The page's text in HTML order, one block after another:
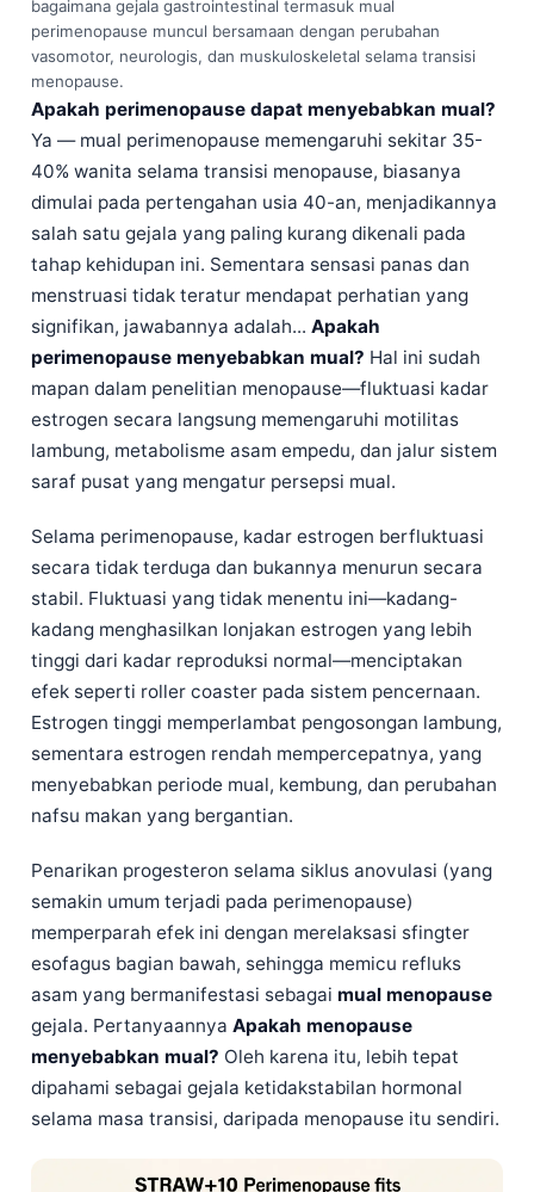
bagaimana gejala gastrointestinal termasuk mual
perimenopause muncul bersamaan dengan perubahan
vasomotor, neurologis, dan muskuloskeletal selama transisi
menopause.
Apakah perimenopause dapat menyebabkan mual?
Ya — mual perimenopause memengaruhi sekitar 35-
40% wanita selama transisi menopause, biasanya
dimulai pada pertengahan usia 40-an, menjadikannya
salah satu gejala yang paling kurang dikenali pada
tahap kehidupan ini. Sementara sensasi panas dan
menstruasi tidak teratur mendapat perhatian yang
signifikan, jawabannya adalah... Apakah
perimenopause menyebabkan mual? Hal ini sudah
mapan dalam penelitian menopause—fluktuasi kadar
estrogen secara langsung memengaruhi motilitas
lambung, metabolisme asam empedu, dan jalur sistem
saraf pusat yang mengatur persepsi mual.
Selama perimenopause, kadar estrogen berfluktuasi
secara tidak terduga dan bukannya menurun secara
stabil. Fluktuasi yang tidak menentu ini—kadang-
kadang menghasilkan lonjakan estrogen yang lebih
tinggi dari kadar reproduksi normal—menciptakan
efek seperti roller coaster pada sistem pencernaan.
Estrogen tinggi memperlambat pengosongan lambung,
sementara estrogen rendah mempercepatnya, yang
menyebabkan periode mual, kembung, dan perubahan
nafsu makan yang bergantian.
Penarikan progesteron selama siklus anovulasi (yang
semakin umum terjadi pada perimenopause)
memperparah efek ini dengan merelaksasi sfingter
esofagus bagian bawah, sehingga memicu refluks
asam yang bermanifestasi sebagai mual menopause
gejala. Pertanyaannya Apakah menopause
menyebabkan mual? Oleh karena itu, lebih tepat
dipahami sebagai gejala ketidakstabilan hormonal
selama masa transisi, daripada menopause itu sendiri.